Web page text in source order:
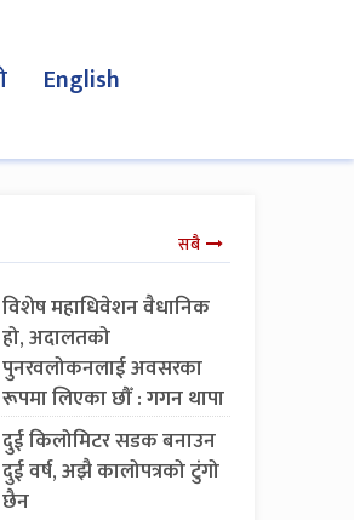
English
सबै
विशेष महाधिवेशन वैधानिक
हो, अदालतको
पुनरवलोकनलाई अवसरका
रूपमा लिएका छौँ : गगन थापा
दुई किलोमिटर सडक बनाउन
दुई वर्ष, अझै कालोपत्रको टुंगो
छैन